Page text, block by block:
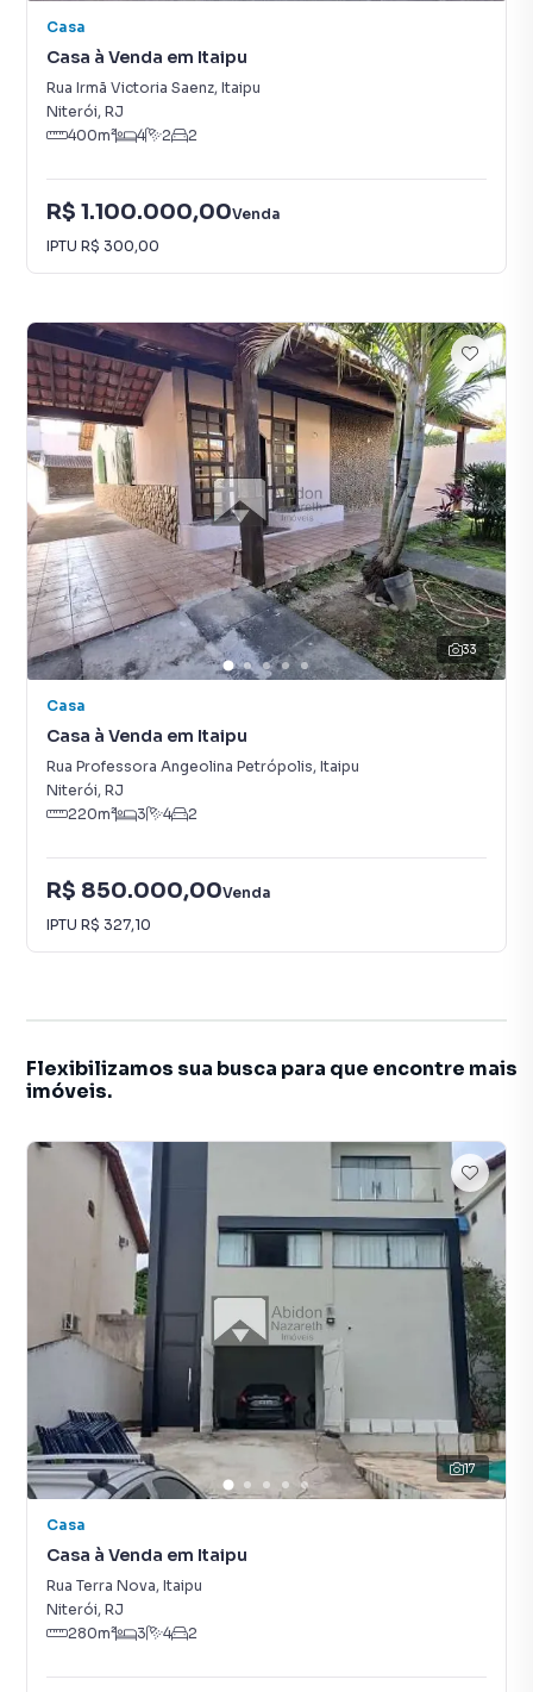
Casa
Casa à Venda em Itaipu
Rua Irmã Victoria Saenz, Itaipu
Niterói, RJ
400m² 4 2 2
R$ 1.100.000,00Venda
IPTU R$ 300,00
33
Casa
Casa à Venda em Itaipu
Rua Professora Angeolina Petrópolis, Itaipu
Niterói, RJ
220m² 3 4 2
R$ 850.000,00Venda
IPTU R$ 327,10
Flexibilizamos sua busca para que encontre mais
imóveis.
17
Casa
Casa à Venda em Itaipu
Rua Terra Nova, Itaipu
Niterói, RJ
280m² 3 4 2